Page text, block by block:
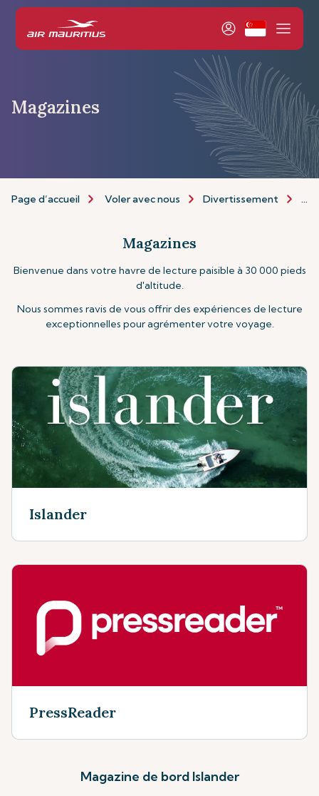
Magazines
Page d’accueil Voler avec nous Divertissement
Magazines
Bienvenue dans votre havre de lecture paisible à 30 000 pieds
d'altitude.
Nous sommes ravis de vous offrir des expériences de lecture
exceptionnelles pour agrémenter votre voyage.
Islander
PressReader
Magazine de bord Islander